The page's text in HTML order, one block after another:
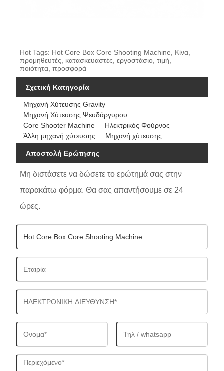
Hot Tags: Hot Core Box Core Shooting Machine, Κίνα,
προμηθευτές, κατασκευαστές, εργοστάσιο, τιμή,
ποιότητα, προσφορά
Σχετική Κατηγορία
Μηχανή Χύτευσης Gravity
Μηχανή Χύτευσης Ψευδάργυρου
Core Shooter Machine
Ηλεκτρικός Φούρνος
Άλλη μηχανή χύτευσης
Μηχανή χύτευσης
Αποστολή Ερώτησης
Μη διστάσετε να δώσετε το ερώτημά σας στην
παρακάτω φόρμα. Θα σας απαντήσουμε σε 24
ώρες.